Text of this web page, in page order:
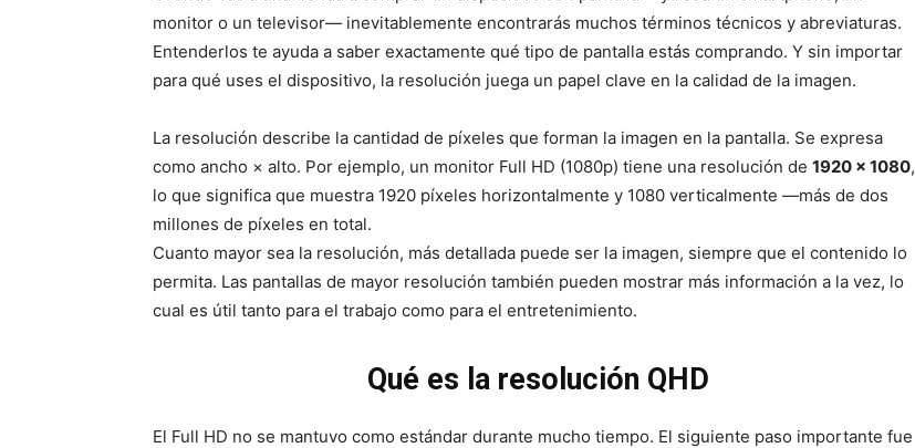
monitor o un televisor— inevitablemente encontrarás muchos términos técnicos y abreviaturas.
Entenderlos te ayuda a saber exactamente qué tipo de pantalla estás comprando. Y sin importar
para qué uses el dispositivo, la resolución juega un papel clave en la calidad de la imagen.
La resolución describe la cantidad de píxeles que forman la imagen en la pantalla. Se expresa
como ancho × alto. Por ejemplo, un monitor Full HD (1080p) tiene una resolución de 1920 × 1080,
lo que significa que muestra 1920 píxeles horizontalmente y 1080 verticalmente —más de dos
millones de píxeles en total.
Cuanto mayor sea la resolución, más detallada puede ser la imagen, siempre que el contenido lo
permita. Las pantallas de mayor resolución también pueden mostrar más información a la vez, lo
cual es útil tanto para el trabajo como para el entretenimiento.
Qué es la resolución QHD
El Full HD no se mantuvo como estándar durante mucho tiempo. El siguiente paso importante fue